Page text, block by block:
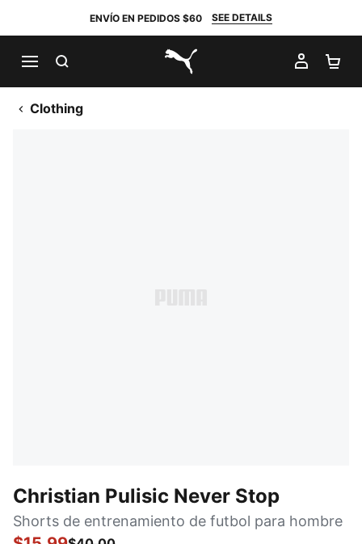
ENVÍO EN PEDIDOS $60 SEE DETAILS
PUMA.com
MI
Clothing
Christian Pulisic Never Stop
Shorts de entrenamiento de futbol para hombre